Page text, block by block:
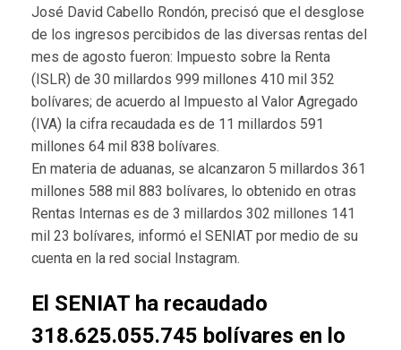
José David Cabello Rondón, precisó que el desglose
de los ingresos percibidos de las diversas rentas del
mes de agosto fueron: Impuesto sobre la Renta
(ISLR) de 30 millardos 999 millones 410 mil 352
bolívares; de acuerdo al Impuesto al Valor Agregado
(IVA) la cifra recaudada es de 11 millardos 591
millones 64 mil 838 bolívares.
En materia de aduanas, se alcanzaron 5 millardos 361
millones 588 mil 883 bolívares, lo obtenido en otras
Rentas Internas es de 3 millardos 302 millones 141
mil 23 bolívares, informó el SENIAT por medio de su
cuenta en la red social Instagram.
El SENIAT ha recaudado
318.625.055.745 bolívares en lo